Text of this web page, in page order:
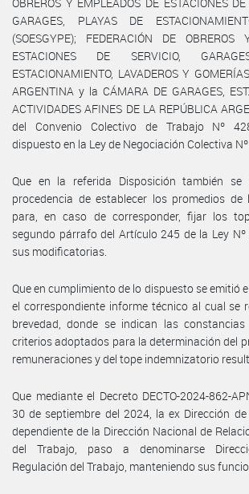
GARAGES, PLAYAS DE
(SOESGYPE); FEDERACIÓN DE OBREROS
ESTACIONES DE SERVICIO,
ESTACIONAMIENTO, LAVADEROS Y
ARGENTINA y la CÁMARA DE GARAGES,
ACTIVIDADES AFINES DE LA REPÚBLICA
del Convenio Colectivo de Trabajo Nº
dispuesto en la Ley de Negociación Colectiva
Que en la referida Disposición también se
procedencia de establecer los promedios de
para, en caso de corresponder, fijar los
segundo párrafo del Artículo 245 de la Ley
sus modificatorias.
Que en cumplimiento de lo dispuesto se emitió
el correspondiente informe técnico al cual se
brevedad, donde se indican las
criterios adoptados para la determinación del
remuneraciones y del tope indemnizatorio
Que mediante el Decreto DECTO-2024-862-
30 de septiembre del 2024, la ex Dirección
dependiente de la Dirección Nacional de
del Trabajo, paso a denominarse
Regulación del Trabajo, manteniendo sus